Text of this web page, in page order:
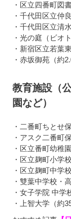
・区立四番町図
・千代田区立仲
・千代田区立清
・光の庭（ビオ
・新宿区立若葉
・赤坂御苑（約
教育施設（
園など）
・二番町ちとせ
・アスク二番町
・区立番町幼稚
・区立麹町小学
・区立麹町中学
・雙葉中学校・
・女子学院 中学
・上智大学（約